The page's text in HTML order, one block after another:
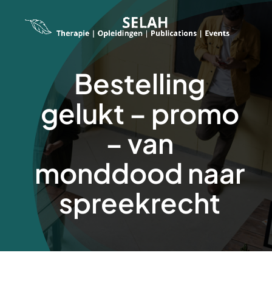
Bestelling
gelukt – promo
– van
monddood naar
spreekrecht